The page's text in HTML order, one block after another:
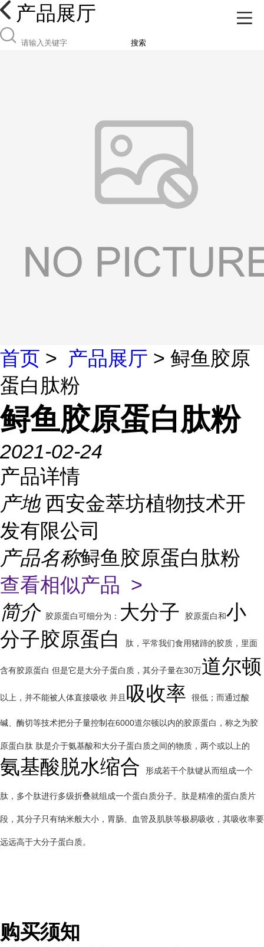
产品展厅
搜索
首页 > 产品展厅 > 鲟鱼胶原
蛋白肽粉
鲟鱼胶原蛋白肽粉
2021-02-24
产品详情
产地 西安金萃坊植物技术开
发有限公司
产品名称鲟鱼胶原蛋白肽粉
查看相似产品 >
简介
胶原蛋白可细分为： 大分子 胶原蛋白和小
分子胶原蛋白
肽，平常我们食用猪蹄的胶质，里面
含有胶原蛋白 但是它是大分子蛋白质，其分子量在30万道尔顿
以上，并不能被人体直接吸收 并且 吸收率 很低；而通过酸
碱、酶切等技术把分子量控制在6000道尔顿以内的胶原蛋白，称之为胶
原蛋白肽 肽是介于氨基酸和大分子蛋白质之间的物质，两个或以上的
氨基酸脱水缩合 形成若干个肽键从而组成一个
肽，多个肽进行多级折叠就组成一个蛋白质分子。肽是精准的蛋白质片
段，其分子只有纳米般大小，胃肠、血管及肌肤等极易吸收，其吸收率要
远远高于大分子蛋白质。
购买须知